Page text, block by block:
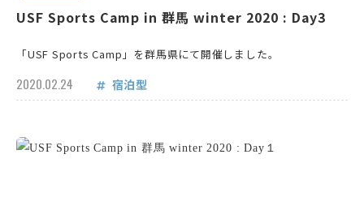
USF Sports Camp in 群馬 winter 2020 : Day3
「USF Sports Camp」を群馬県にて開催しました。
2020.02.24 宿泊型